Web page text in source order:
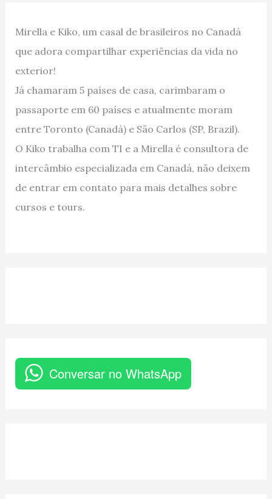
Mirella e Kiko, um casal de brasileiros no Canadá
que adora compartilhar experiências da vida no
exterior!
Já chamaram 5 países de casa, carimbaram o
passaporte em 60 países e atualmente moram
entre Toronto (Canadá) e São Carlos (SP, Brazil).
O Kiko trabalha com TI e a Mirella é consultora de
intercâmbio especializada em Canadá, não deixem
de entrar em contato para mais detalhes sobre
cursos e tours.
Conversar no WhatsApp